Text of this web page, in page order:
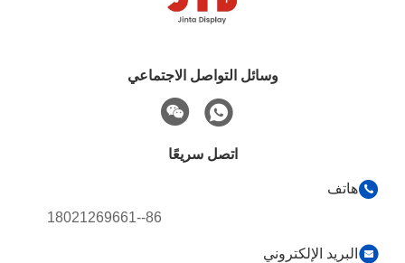
وسائل التواصل الاجتماعي
اتصل سريعًا
هاتف
البريد الإلكتروني